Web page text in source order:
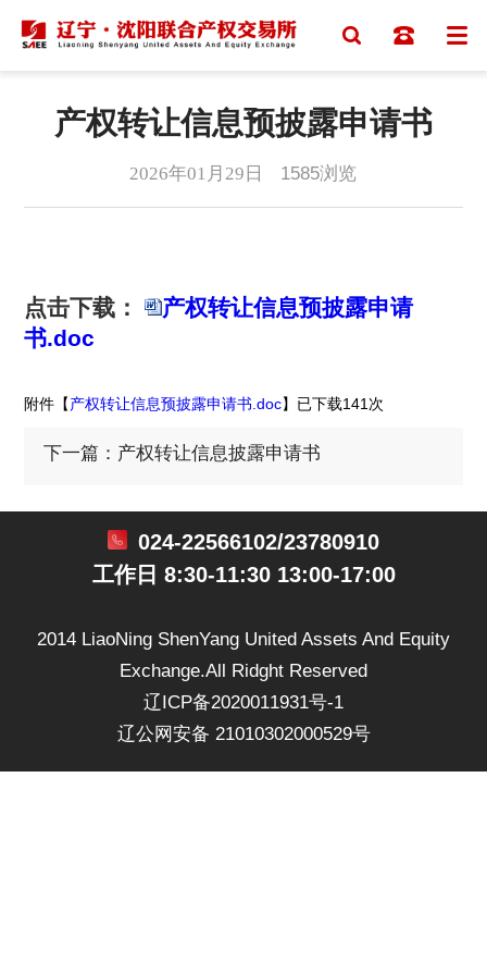
产权转让信息预披露申请书
2026年01月29日 1585浏览
点击下载：
产权转让信息预披露申请
书.doc
附件【产权转让信息预披露申请书.doc】已下载141 次
下一篇：产权转让信息披露申请书
024-22566102/23780910
工作日 8:30-11:30 13:00-17:00
2014 LiaoNing ShenYang United Assets And Equity
Exchange.All Ridght Reserved
辽ICP备2020011931号-1
辽公网安备 21010302000529号